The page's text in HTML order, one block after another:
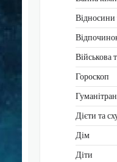
Військова
Гороскоп
Дієти та
Дім
Діти